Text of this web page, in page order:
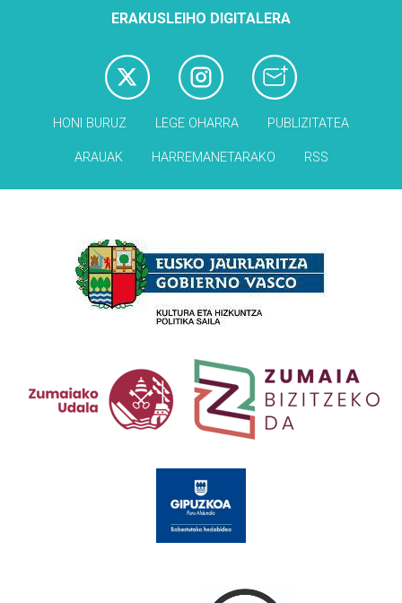
ERAKUSLEIHO DIGITALERA
HONI BURUZ LEGE OHARRA PUBLIZITATEA
ARAUAK HARREMANETARAKO RSS